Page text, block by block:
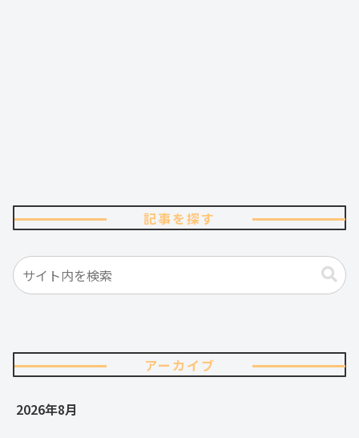
記事を探す
アーカイブ
2026年8月